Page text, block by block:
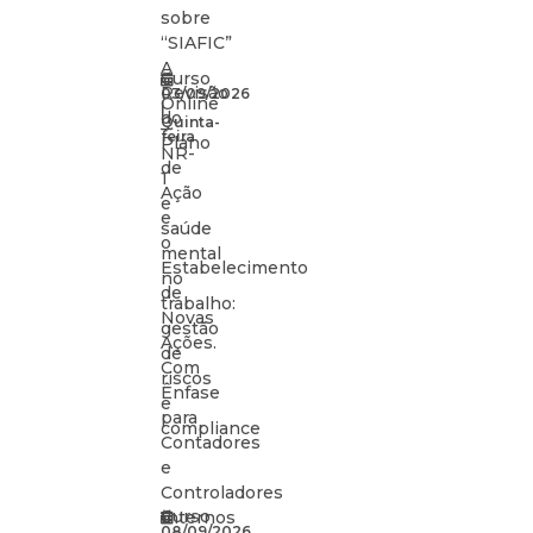
03/09/2026
|
Quinta-
feira
Curso
Online
–
NR-
1
e
saúde
mental
no
trabalho:
gestão
de
riscos
e
compliance
Curso
sobre
“SIAFIC”
A
Revisão
do
Plano
de
Ação
e
o
Estabelecimento
de
Novas
Ações.
Com
Ênfase
para
Contadores
e
Controladores
Internos